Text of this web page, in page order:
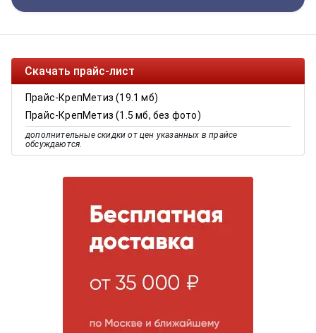
Скачать прайс-лист
Прайс-КрепМетиз (19.1 мб)
Прайс-КрепМетиз (1.5 мб, без фото)
дополнительные скидки от цен указанных в прайсе
обсуждаются.